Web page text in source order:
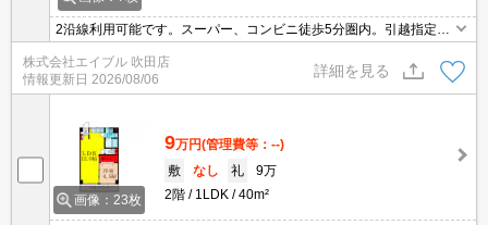
2沿線利用可能です。スーパー、コンビニ徒歩5分圏内。引越指定業
者あり※但し、法人契約の場合相談可。保証委託料（賃料総額に対
し、初回額50％、月額2％）。
株式会社エイブル 吹田店
情報更新日 2026/08/06
詳細を見る
画像：23枚
9万円(管理費等：--)
敷
なし 礼
9万
2階
1LDK 40m²